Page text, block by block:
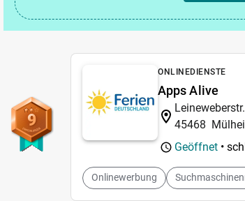
9
ONLINEDIENSTE
Apps Alive
45468
Geöffnet •
Onlinewerbung